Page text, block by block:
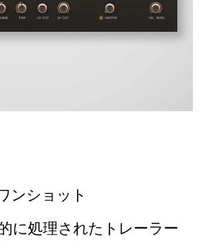
ンショット
に処理されたトレーラー